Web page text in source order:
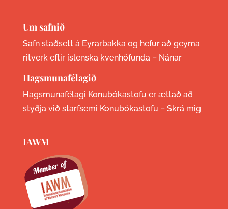
Um safnið
Safn staðsett á Eyrarbakka og hefur að geyma
ritverk eftir íslenska kvenhöfunda – Nánar
Hagsmunafélagið
Hagsmunafélagi Konubókastofu er ætlað að
styðja við starfsemi Konubókastofu – Skrá mig
IAWM